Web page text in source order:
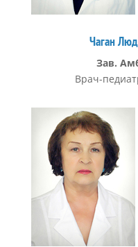
Чаган
Зав.
Врач-